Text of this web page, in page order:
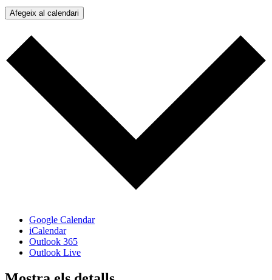
Afegeix al calendari
Google Calendar
iCalendar
Outlook 365
Outlook Live